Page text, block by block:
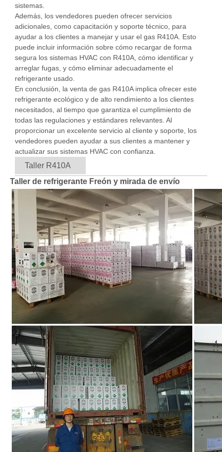
sistemas.
Además, los vendedores pueden ofrecer servicios
adicionales, como capacitación y soporte técnico, para
ayudar a los clientes a manejar y usar el gas R410A. Esto
puede incluir información sobre cómo recargar de forma
segura los sistemas HVAC con R410A, cómo identificar y
arreglar fugas, y cómo eliminar adecuadamente el
refrigerante usado.
En conclusión, la venta de gas R410A implica ofrecer este
refrigerante ecológico y de alto rendimiento a los clientes
necesitados, al tiempo que garantiza el cumplimiento de
todas las regulaciones y estándares relevantes. Al
proporcionar un excelente servicio al cliente y soporte, los
vendedores pueden ayudar a sus clientes a mantener y
actualizar sus sistemas HVAC con confianza.
Taller R410A
Taller de refrigerante Freón y mirada de envío